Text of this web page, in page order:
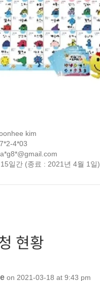
kim
4*03
일간 (종료 : 2021년 4월 1일)
현황
on 2021-03-18 at 9:43 pm